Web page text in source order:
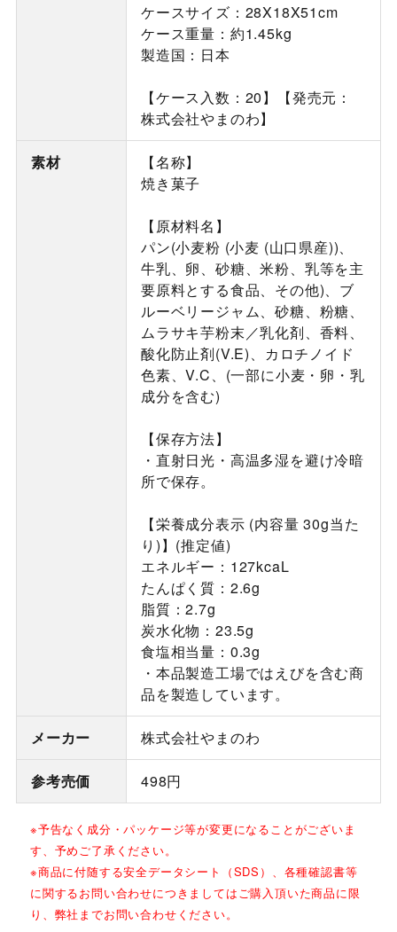
ケースサイズ：28X18X51cm
ケース重量：約1.45kg
製造国：日本
【ケース入数：20】【発売元：
株式会社やまのわ】
素材
【名称】
焼き菓子
【原材料名】
パン(小麦粉 (小麦 (山口県産))、
牛乳、卵、砂糖、米粉、乳等を主
要原料とする食品、その他)、ブ
ルーベリージャム、砂糖、粉糖、
ムラサキ芋粉末／乳化剤、香料、
酸化防止剤(V.E)、カロチノイド
色素、V.C、(一部に小麦・卵・乳
成分を含む)
【保存方法】
・直射日光・高温多湿を避け冷暗
所で保存。
【栄養成分表示 (内容量 30g当た
り)】(推定値)
エネルギー：127kcaL
たんぱく質：2.6g
脂質：2.7g
炭水化物：23.5g
食塩相当量：0.3g
・本品製造工場ではえびを含む商
品を製造しています。
メーカー 株式会社やまのわ
参考売価 498円
※予告なく成分・パッケージ等が変更になることがございま
す、予めご了承ください。
※商品に付随する安全データシート（SDS）、各種確認書等
に関するお問い合わせにつきましてはご購入頂いた商品に限
り、弊社までお問い合わせください。